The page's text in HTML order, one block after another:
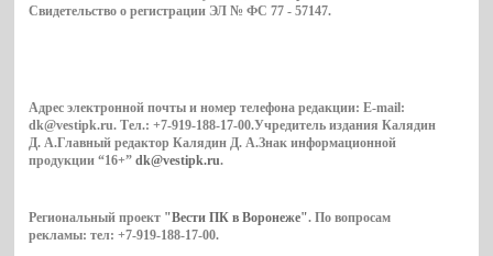
Свидетельство о регистрации ЭЛ № ФС 77 - 57147.
Адрес электронной почты и номер телефона редакции: E-mail:
dk@vestipk.ru. Тел.: +7-919-188-17-00.Учредитель издания Калядин
Д. А.Главный редактор Калядин Д. А.Знак информационной
продукции “16+”dk@vestipk.ru.
Региональный проект "Вести ПК в Воронеже". По вопросам
рекламы: тел: +7-919-188-17-00.